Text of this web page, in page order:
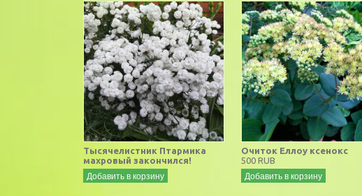
Тысячелистник Птармика
махровый закончился!
Добавить в корзину
Очиток Еллоу ксенокс
500 RUB
Добавить в корзину